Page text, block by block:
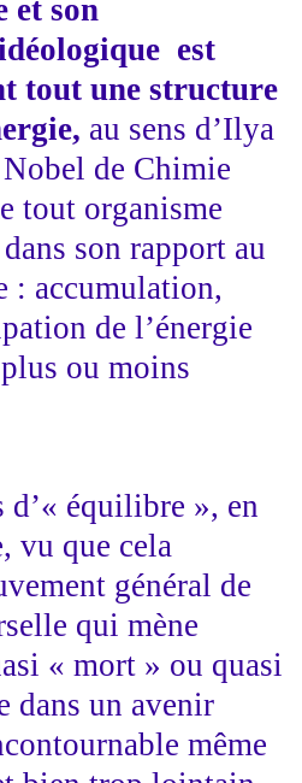
et son
est
tout une structure
au sens d’Ilya
de Chimie
tout organisme
son rapport au
: accumulation,
de l’énergie
ou moins
d’« équilibre », en
vu que cela
général de
qui mène
« mort » ou quasi
dans un avenir
même